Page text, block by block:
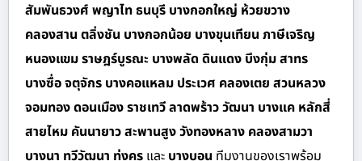
สัมพันธวงศ์ พญาไท ธนบุรี บางกอกใหญ่ ห้วยขวาง
คลองสาน ตลิ่งชัน บางกอกน้อย บางขุนเทียน ภาษีเจริญ
หนองแขม ราษฎร์บูรณะ บางพลัด ดินแดง บึงกุ่ม สาทร
บางซื่อ จตุจักร บางคอแหลม ประเวศ คลองเตย สวนหลวง
จอมทอง ดอนเมือง ราชเทวี ลาดพร้าว วัฒนา บางแค หลักสี่
สายไหม คันนายาว สะพานสูง วังทองหลาง คลองสามวา
บางนา ทวีวัฒนา ทุ่งครุ และ บางบอน ทีมงานของเราพร้อม